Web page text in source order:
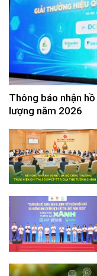
Thông báo nhận
lượng năm 2026